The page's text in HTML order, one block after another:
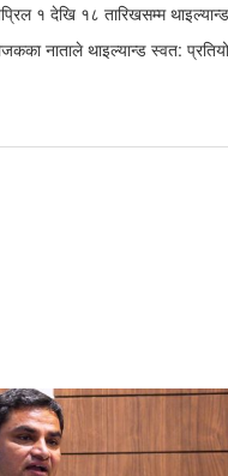
१ देखि १८ तारिखसम्म
नाताले थाइल्यान्ड स्वत: